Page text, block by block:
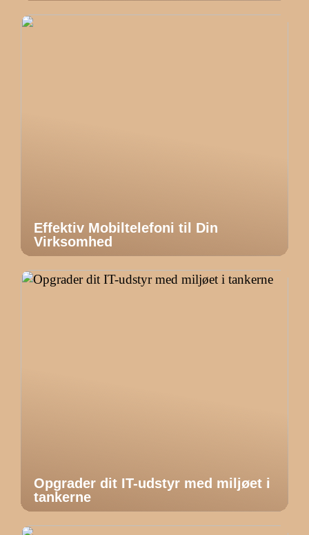
Effektiv Mobiltelefoni til Din
Virksomhed
Opgrader dit IT-udstyr med miljøet i
tankerne